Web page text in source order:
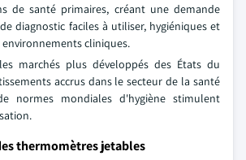
de santé primaires, créant une demande
diagnostic faciles à utiliser, hygiéniques et
environnements cliniques.
marchés plus développés des États du
accrus dans le secteur de la santé
normes mondiales d'hygiène stimulent
thermomètres jetables